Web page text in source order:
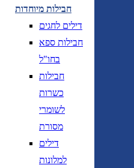
חבילות מיוחדות
דילים לחגים
חבילות ספא
בחו"ל
חבילות
כשרות
לשומרי
מסורת
דילים
למלונות